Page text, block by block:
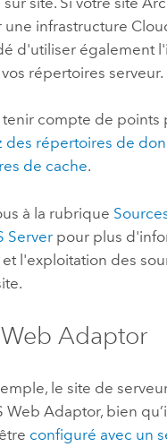
une infrastructure
d'utiliser également
répertoires serveur.
tenir compte de points
des répertoires de
de cache.
à la rubrique
Serverpour plus
l'exploitation des
Adaptor
le site de
Web Adaptor, bien
configuré avec un